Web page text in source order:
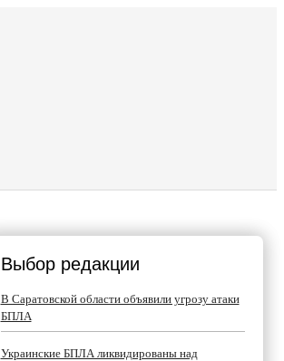
Выбор редакции
В Саратовской области объявили угрозу атаки
БПЛА
Украинские БПЛА ликвидированы над